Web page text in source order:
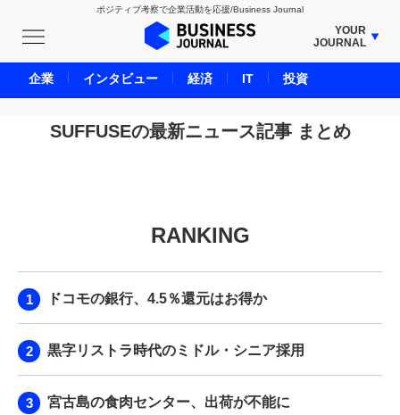
ポジティブ考察で企業活動を応援/Business Journal
YOUR
JOURNAL
BUSINESS JOURNAL
UNICORN JOURNAL
CARBON CREDITS JOURNAL
LIFE ENDING JOURNAL
BPaaS JOURNAL
SUFFUSEの最新ニュース記事 まとめ
RANKING
ドコモの銀行、4.5％還元はお得か
黒字リストラ時代のミドル・シニア採用
宮古島の食肉センター、出荷が不能に
企業 インタビュー 経済 IT 投資